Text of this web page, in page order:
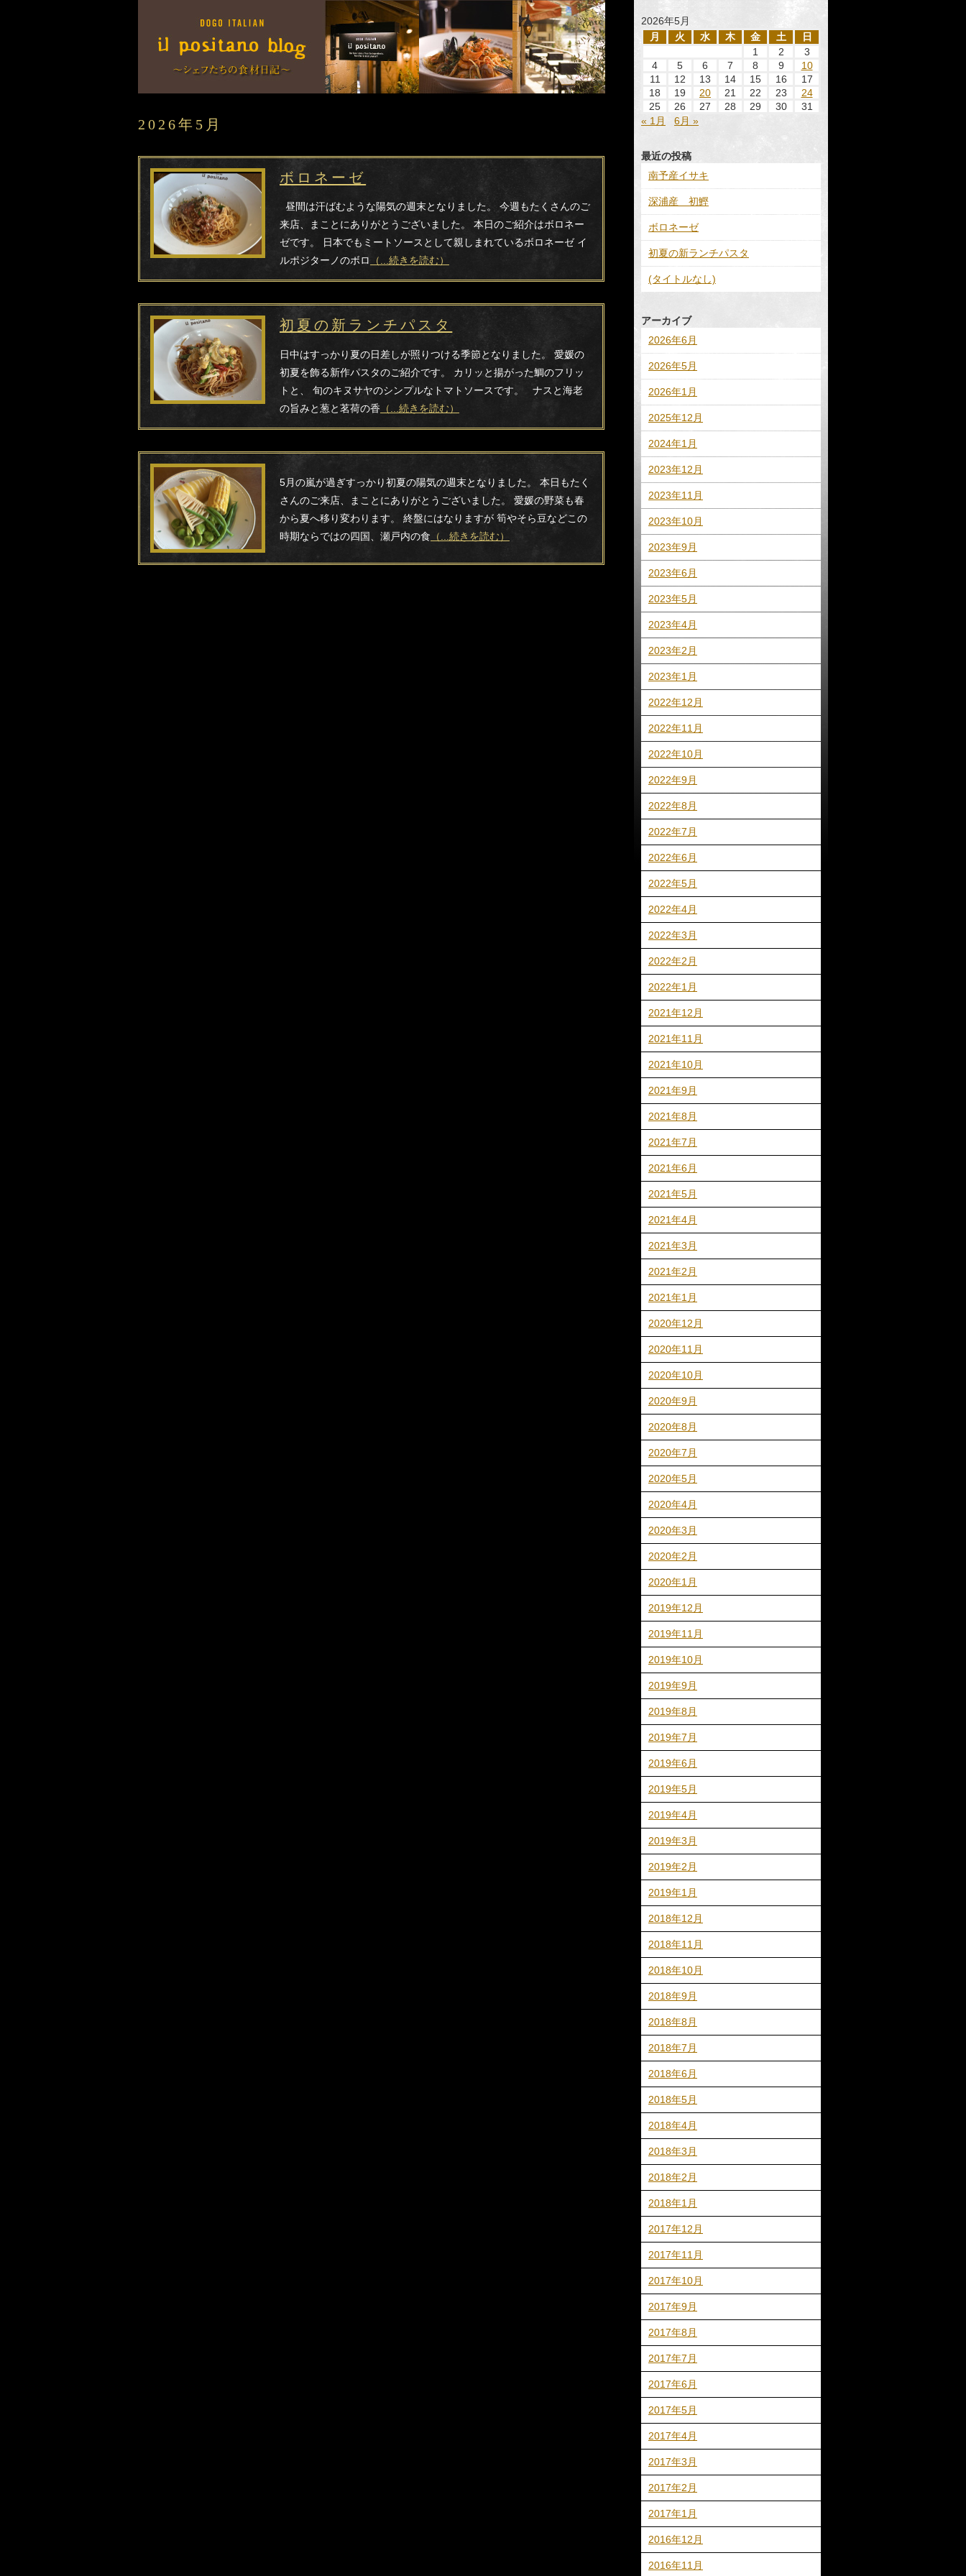
2026年5月
月
火 水 木 金 土
日
1
2
3
4
5 6 7 8 9
10
11
12 13 14 15 16
17
18
19 20 21 22 23
24
25
26 27 28 29 30
31
« 1月
6月 »
最近の投稿
南予産イサキ
深浦産 初鰹
ボロネーゼ
初夏の新ランチパスタ
(タイトルなし)
アーカイブ
2026年6月
2026年5月
2026年1月
2025年12月
2024年1月
2023年12月
2023年11月
2023年10月
2023年9月
2023年6月
2023年5月
2023年4月
2023年2月
2023年1月
2022年12月
2022年11月
2022年10月
2022年9月
2022年8月
2022年7月
2022年6月
2022年5月
2022年4月
2022年3月
2022年2月
2022年1月
2021年12月
2021年11月
2021年10月
2021年9月
2021年8月
2021年7月
2021年6月
2021年5月
2021年4月
2021年3月
2021年2月
2021年1月
2020年12月
2020年11月
2020年10月
2020年9月
2020年8月
2020年7月
2020年5月
2020年4月
2020年3月
2020年2月
2020年1月
2019年12月
2019年11月
2019年10月
2019年9月
2019年8月
2019年7月
2019年6月
2019年5月
2019年4月
2019年3月
2019年2月
2019年1月
2018年12月
2018年11月
2018年10月
2018年9月
2018年8月
2018年7月
2018年6月
2018年5月
2018年4月
2018年3月
2018年2月
2018年1月
2017年12月
2017年11月
2017年10月
2017年9月
2017年8月
2017年7月
2017年6月
2017年5月
2017年4月
2017年3月
2017年2月
2017年1月
2016年12月
2016年11月
2026年5月
ボロネーゼ
昼間は汗ばむような陽気の週末となりました。 今週もたくさんのご
来店、まことにありがとうございました。 本日のご紹介はボロネー
ゼです。 日本でもミートソースとして親しまれているボロネーゼ イ
ルポジターノのボロ
（...続きを読む）
初夏の新ランチパスタ
日中はすっかり夏の日差しが照りつける季節となりました。 愛媛の
初夏を飾る新作パスタのご紹介です。 カリッと揚がった鯛のフリッ
トと、 旬のキヌサヤのシンプルなトマトソースです。 ナスと海老
の旨みと葱と茗荷の香 （...続きを読む）
5月の嵐が過ぎすっかり初夏の陽気の週末となりました。 本日もたく
さんのご来店、まことにありがとうございました。 愛媛の野菜も春
から夏へ移り変わります。 終盤にはなりますが 筍やそら豆などこの
時期ならではの四国、瀬戸内の食 （...続きを読む）